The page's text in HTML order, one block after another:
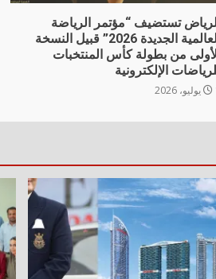
الرياض تستضيف “مؤتمر الرياضة
العالمية الجديدة 2026” قبيل النسخة
من بطولة كأس المنتخبات
الإلكترونية